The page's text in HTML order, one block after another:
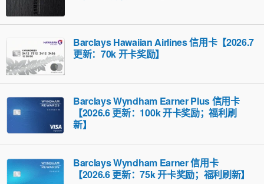
Barclays Hawaiian Airlines 信用卡【2026.7
更新：70k 开卡奖励】
Barclays Wyndham Earner Plus 信用卡
【2026.6 更新：100k 开卡奖励；福利刷
新】
Barclays Wyndham Earner 信用卡
【2026.6 更新：75k 开卡奖励；福利刷新】